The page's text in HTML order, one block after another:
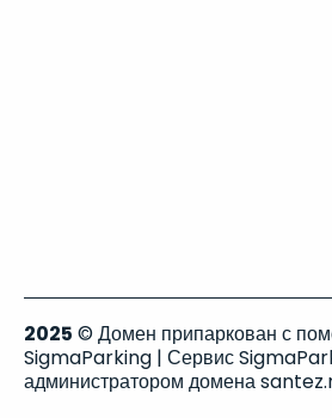
2025 © Домен припаркован с
SigmaParking | Сервис
администратором домена